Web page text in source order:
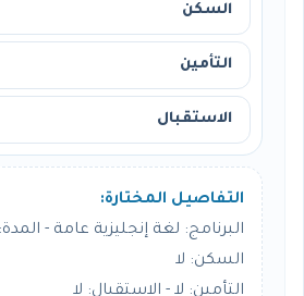
السكن
التأمين
الاستقبال
التفاصيل المختارة:
البرنامج: لغة إنجليزية عامة - المدة: 8 أسبوع
السكن: لا
التأمين: لا - الاستقبال: لا